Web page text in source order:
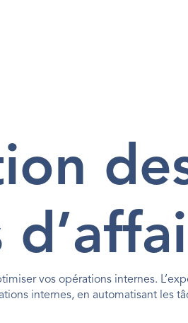
vos opérations internes.
internes, en automatisant les